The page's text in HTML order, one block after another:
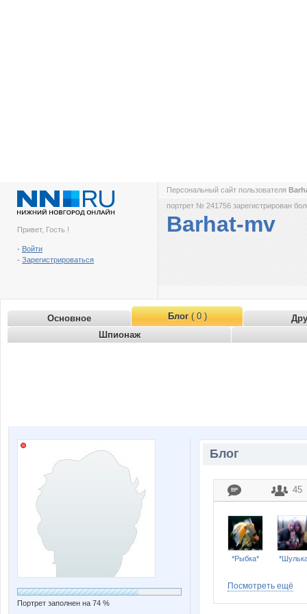
Привет, Гость !
- Войти
- Зарегистрироваться
Персональный сайт пользователя
портрет № 241756 зарегистрирован
Barhat-mv
Основное Блог( 0 )
Шпионаж
Портрет заполнен на 74 %
Блог
45
*Рыбка*
Посмотреть ещё